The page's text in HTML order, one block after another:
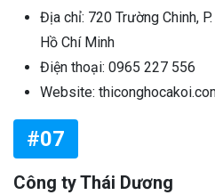
Địa chỉ: 720 Trường Chinh, P.
Hồ Chí Minh
Điện thoại: 0965 227 556
Website:
#07
Công ty Thái Dương